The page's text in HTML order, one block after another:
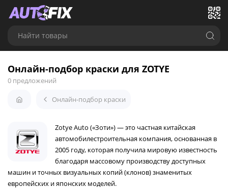
Найти товары
Онлайн-подбор краски для ZOTYE
0 предложений
Онлайн-подбор краски
Zotye Auto («Зоти») — это частная китайская
автомобилестроительная компания, основанная в
2005 году, которая получила мировую известность
благодаря массовому производству доступных
машин и точных визуальных копий (клонов) знаменитых
европейских и японских моделей.